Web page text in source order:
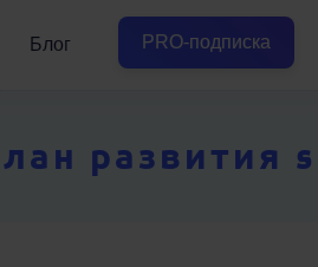
Блог PRO-подписка
развития